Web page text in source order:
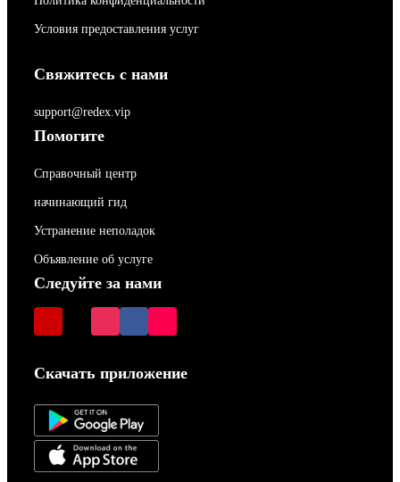
Условия предоставления услуг
Свяжитесь с нами
support@redex.vip
Помогите
Справочный центр
начинающий гид
Устранение неполадок
Объявление об услуге
Следуйте за нами
Скачать приложение